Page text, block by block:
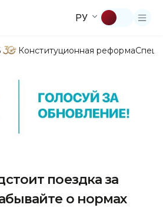
РУ
Конституционная реформа
поездка за
о нормах